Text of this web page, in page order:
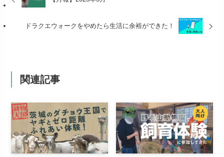
ドラクエウォークをやめたら生活に余裕ができた！
関連記事